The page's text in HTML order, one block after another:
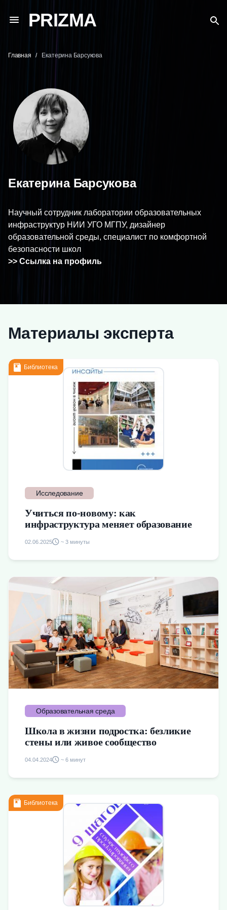
PRIZMA
Главная Екатерина Барсукова
Екатерина Барсукова
Научный сотрудник лаборатории образовательных
инфраструктур НИИ УГО МГПУ, дизайнер
образовательной среды, специалист по комфортной
безопасности школ
>> Ссылка на профиль
Материалы эксперта
Библиотека
Исследование
Учиться по-новому: как
инфраструктура меняет образование
02.06.2025 ~ 3 минуты
Образовательная среда
Школа в жизни подростка: безликие
стены или живое сообщество
04.04.2024 ~ 6 минут
Библиотека